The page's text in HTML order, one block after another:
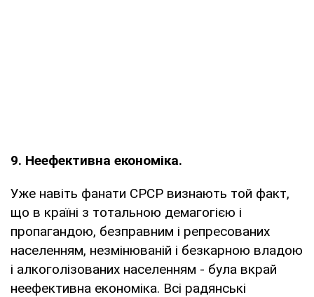
9. Неефективна економіка.
Уже навіть фанати СРСР визнають той факт,
що в країні з тотальною демагогією і
пропагандою, безправним і репресованих
населенням, незмінюваній і безкарною владою
і алкоголізованих населенням - була вкрай
неефективна економіка. Всі радянські